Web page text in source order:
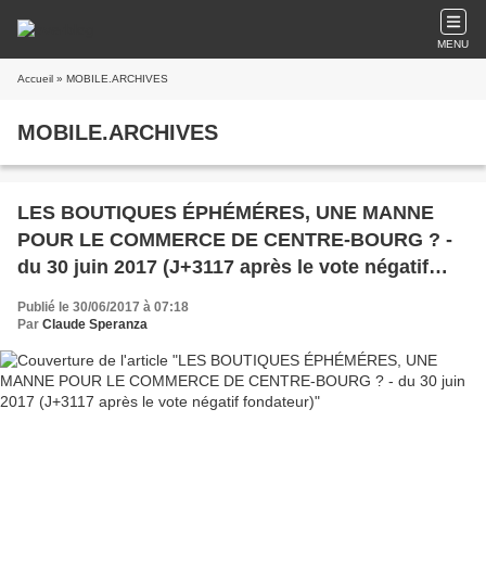
MENU
Accueil » MOBILE.ARCHIVES
MOBILE.ARCHIVES
LES BOUTIQUES ÉPHÉMÉRES, UNE MANNE
POUR LE COMMERCE DE CENTRE-BOURG ? -
du 30 juin 2017 (J+3117 après le vote négatif
fondateur)
Publié le 30/06/2017 à 07:18
Par Claude Speranza